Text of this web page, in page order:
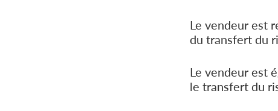
Le vendeur est
du transfert du
Le vendeur est
le transfert du